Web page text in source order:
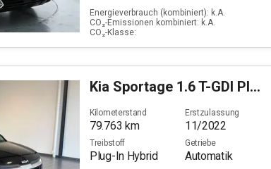
Energieverbrauch (kombiniert): k.A.
CO₂-Emissionen kombiniert: k.A.
CO₂-Klasse:
Kia Sportage 1.6 T-GDI Plug-in Hybrid (EURO 6d)
Kilometerstand
79.763 km
Erstzulassung
11/2022
Treibstoff
Plug-In Hybrid
Getriebe
Automatik